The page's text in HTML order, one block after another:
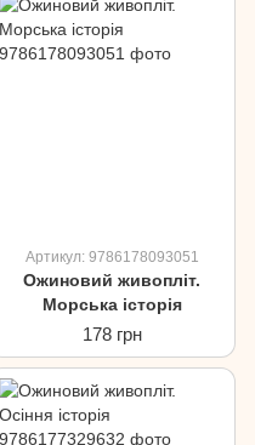
Артикул: 9786178093051
Ожиновий живопліт.
Морська історія
178 грн